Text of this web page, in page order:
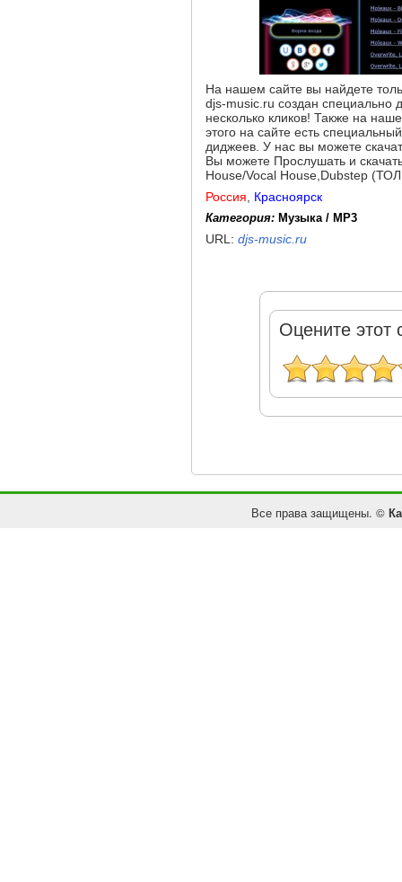
На нашем сайте вы найдете
djs-music.ru создан специально
несколько кликов! Также на
этого на сайте есть
диджеев. У нас вы можете
Вы можете Прослушать и
House/Vocal House,Dubstep
Россия
Красноярск
Категория: Музыка / MP3
URL: djs-music.ru
Оцените этот
Все права защищены. ©